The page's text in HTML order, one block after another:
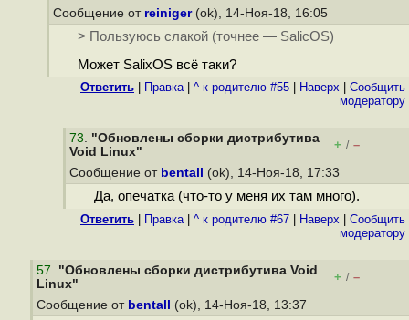
Сообщение от reiniger(ok), 14-Ноя-18, 16:05
> Пользуюсь слакой (точнее — SalicOS)
Может SalixOS всё таки?
Ответить Правка| ^ к родителю #55 Наверх
Cообщить
модератору
73. "Обновлены сборки дистрибутива
Void Linux"
+ / –
Сообщение от bentall (ok), 14-Ноя-18, 17:33
Да, опечатка (что-то у меня их там много).
Ответить Правка| ^ к родителю #67 Наверх
Cообщить
модератору
57. "Обновлены сборки дистрибутива Void
Linux"
+ / –
Сообщение от bentall (ok), 14-Ноя-18, 13:37